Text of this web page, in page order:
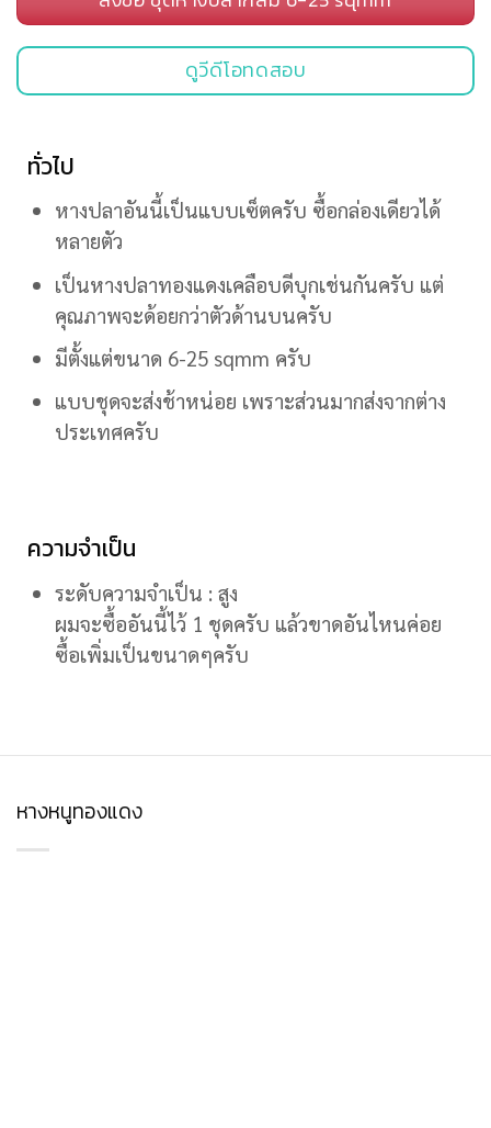
ดูวีดีโอทดสอบ
ทั่วไป
หางปลาอันนี้เป็นแบบเซ็ตครับ ซื้อกล่องเดียวได้
หลายตัว
เป็นหางปลาทองแดงเคลือบดีบุกเช่นกันครับ แต่
คุณภาพจะด้อยกว่าตัวด้านบนครับ
มีตั้งแต่ขนาด 6-25 sqmm ครับ
แบบชุดจะส่งช้าหน่อย เพราะส่วนมากส่งจากต่าง
ประเทศครับ
ความจำเป็น
ระดับความจำเป็น : สูง
ผมจะซื้ออันนี้ไว้ 1 ชุดครับ แล้วขาดอันไหนค่อย
ซื้อเพิ่มเป็นขนาดๆครับ
หางหนูทองแดง